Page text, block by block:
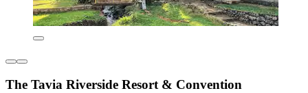
The Tavia Riverside Resort & Convention